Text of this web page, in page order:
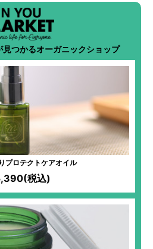
つかるオーガニックショップ
プロテクトケアオイル
税込)